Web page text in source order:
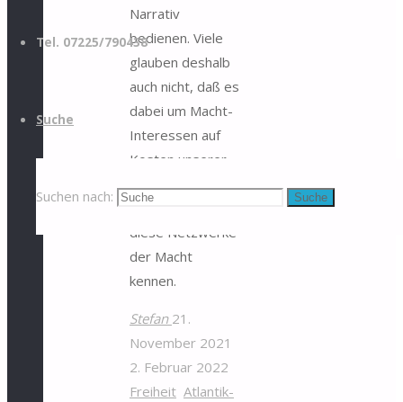
Tel. 07225/790438
Suche
Suchen nach: Suche
Narrativ
bedienen. Viele
glauben deshalb
auch nicht, daß es
dabei um Macht-
Interessen auf
Kosten unserer
Gesundheit geht.
diese Netzwerke
der Macht
kennen.
Stefan 21.
November 2021
2. Februar 2022
Freiheit Atlantik-